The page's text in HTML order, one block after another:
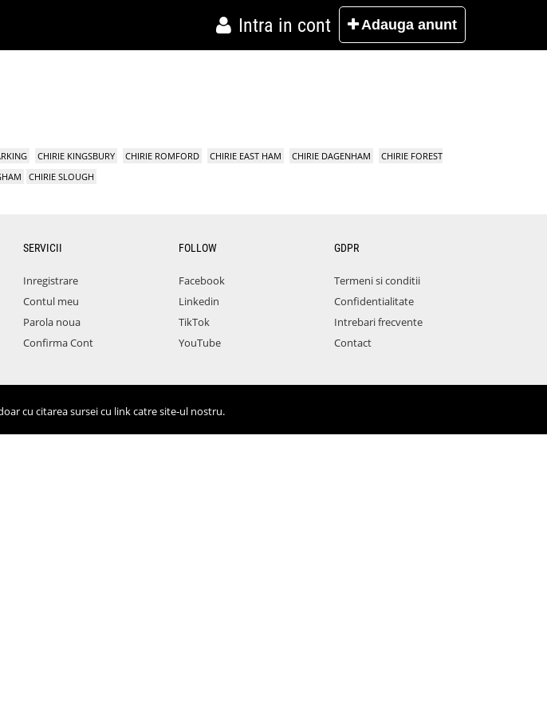
Intra in cont Adauga anunt
CHIRIE KINGSBURY CHIRIE ROMFORD CHIRIE EAST HAM CHIRIE DAGENHAM
CHIRIE FOREST
CHIRIE SLOUGH
SERVICII
Inregistrare
Contul meu
Parola noua
Confirma Cont
FOLLOW
Facebook
Linkedin
TikTok
YouTube
GDPR
Termeni si conditii
Confidentialitate
Intrebari frecvente
Contact
cu citarea sursei cu link catre site-ul nostru.